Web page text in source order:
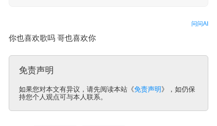
问问AI
你也喜欢歌吗 哥也喜欢你
免责声明
如果您对本文有异议，请先阅读本站《免责声明》，如仍保
持您个人观点可与本人联系。